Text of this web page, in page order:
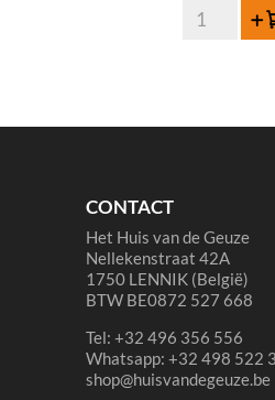
Hanssens
Schaarbeekse
CONTACT
Het Huis van de Geuze
Nellekenstraat 42A
1750 LENNIK (België)
BTW BE0872 527 668
Tel: +32 496 356 556
Whatsapp: +32 498 522
shop@huisvandegeuze.be